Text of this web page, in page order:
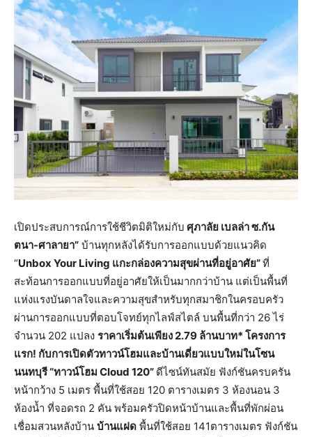
เปิดประสบการณ์การใช้ชีวิตมิติใหม่กับ ศุภาลัย เบลล่า ซ.กัน
ตนา-ศาลายา” บ้านทุกหลังได้รับการออกแบบด้วยแนวคิด
“Unbox Your Living แกะกล่องความสุขผ่านที่อยู่อาศัย”ที่
สะท้อนการออกแบบที่อยู่อาศัยให้เป็นมากกว่าบ้าน แต่เป็นพื้นที่
แห่งแรงบันดาลใจและความสุขสำหรับทุกสมาชิกในครอบครัว
ผ่านการออกแบบที่ตอบโจทย์ทุกไลฟ์สไตล์ บนพื้นที่กว่า 26 ไร่
จำนวน 202 แปลง ราคาเริ่มต้นเพียง 2.79 ล้านบาท* โครงการ
แรก! กับการเปิดตัวทาวน์โฮมและบ้านเดี่ยวแบบใหม่ในโซน
นนทบุรี “ทาวน์โฮม Cloud 120” ดีไซน์ทันสมัย ฟังก์ชันครบครัน
หน้ากว้าง 5 เมตร พื้นที่ใช้สอย 120 ตารางเมตร 3 ห้องนอน 3
ห้องน้ำ ที่จอดรถ 2 คัน พร้อมครัวปิดหน้าบ้านและพื้นที่พักผ่อน
เชื่อมสวนหลังบ้าน บ้านแฝด พื้นที่ใช้สอย 141ตารางเมตร ฟังก์ชัน